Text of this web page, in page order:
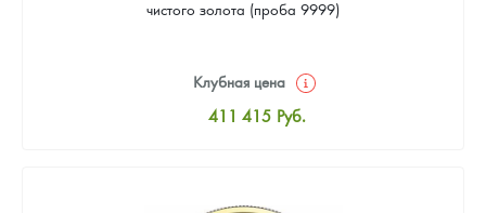
чистого золота (проба 9999)
Клубная цена
411 415 Руб.
Цена выкупа